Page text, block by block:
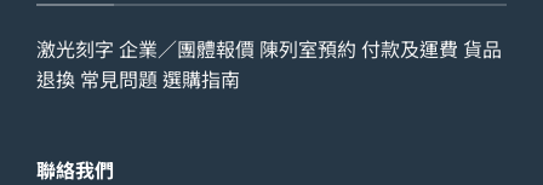
激光刻字 企業／團體報價 陳列室預約 付款及運費 貨品
退換 常見問題 選購指南
聯絡我們